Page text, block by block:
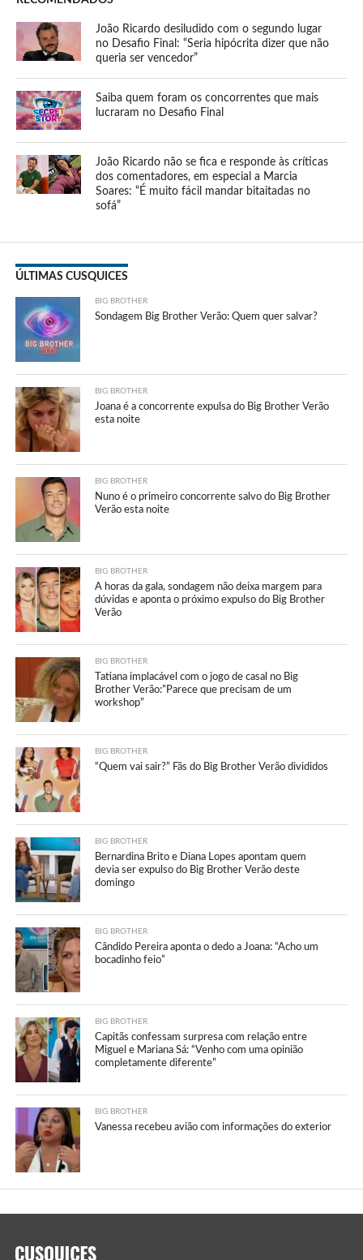
João Ricardo desiludido com o segundo lugar
no Desafio Final: “Seria hipócrita dizer que não
queria ser vencedor”
Saiba quem foram os concorrentes que mais
lucraram no Desafio Final
João Ricardo não se fica e responde às críticas
dos comentadores, em especial a Marcia
Soares: “É muito fácil mandar bitaitadas no
sofá”
ÚLTIMAS CUSQUICES
BIG BROTHER
Sondagem Big Brother Verão: Quem quer salvar?
BIG BROTHER
Joana é a concorrente expulsa do Big Brother Verão
esta noite
BIG BROTHER
Nuno é o primeiro concorrente salvo do Big Brother
Verão esta noite
BIG BROTHER
A horas da gala, sondagem não deixa margem para
dúvidas e aponta o próximo expulso do Big Brother
Verão
BIG BROTHER
Tatiana implacável com o jogo de casal no Big
Brother Verão:”Parece que precisam de um
workshop”
BIG BROTHER
“Quem vai sair?” Fãs do Big Brother Verão divididos
BIG BROTHER
Bernardina Brito e Diana Lopes apontam quem
devia ser expulso do Big Brother Verão deste
domingo
BIG BROTHER
Cândido Pereira aponta o dedo a Joana: “Acho um
bocadinho feio”
BIG BROTHER
Capitãs confessam surpresa com relação entre
Miguel e Mariana Sá: “Venho com uma opinião
completamente diferente”
BIG BROTHER
Vanessa recebeu avião com informações do exterior